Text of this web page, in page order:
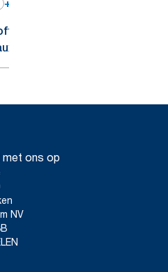
+
Dinnerservet
ons op
NV